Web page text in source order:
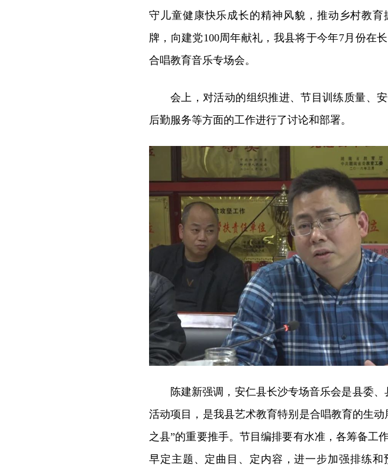
守儿童健康快乐成长的精神风貌，推动乡村教育
牌，向建党100周年献礼，我县将于今年7月份在
合唱教育音乐专场会。
会上，对活动的组织推进、节目训练质量、
后勤服务等方面的工作进行了讨论和部署。
陈建新强调，安仁县长沙专场音乐会是县委
活动项目，是我县艺术教育特别是合唱教育的生
之县”的重要推手。节目编排要有水准，各筹备工
早定主题、定曲目、定内容，进一步加强排练